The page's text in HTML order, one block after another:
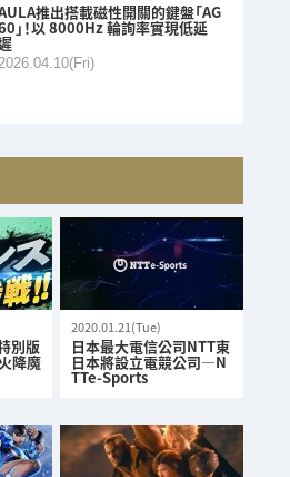
推出搭載磁性開關的鍵盤「AG
」！以 8000Hz 輪詢率實現低延
別版
降魔
2020.01.21(Tue)
日本最大電信公司NTT東
日本將設立電競公司—N
TTe-Sports